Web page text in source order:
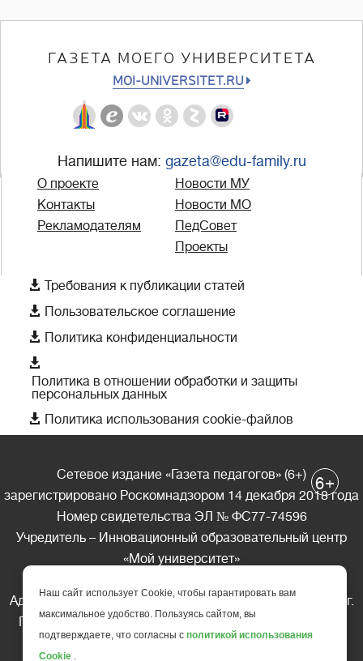
ГАЗЕТА МОЕГО УНИВЕРСИТЕТА
MOI-UNIVERSITET.RU
Напишите нам: gazeta@edu-family.ru
О проекте
Контакты
Рекламодателям
Новости МУ
Новости МО
ПедСовет
Проекты
 Требования к публикации статей
 Пользовательское соглашение
 Политика конфиденциальности

Политика в отношении обработки и защиты
персональных данных
 Политика использования cookie-файлов
Сетевое издание «Газета педагогов» (6+)
зарегистрировано Роскомнадзором 14 декабря 2018 года
Номер свидетельства ЭЛ № ФС77-74596
Учредитель – Инновационный образовательный центр
«Мой университет»
Адрес редакции: 185035 Россия, Республика Карелия, г.
Петрозаводск, ул. Фридриха Энгельса д.10, офис 211
Телефон редакции: +7 (499) 685-10-45
6+
Наш сайт использует Cookie, чтобы гарантировать вам
максимальное удобство. Пользуясь сайтом, вы
подтверждаете, что согласны с политикой использования
Cookie .